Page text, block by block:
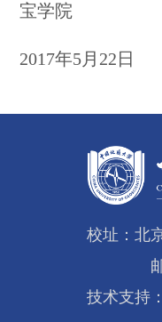
宝学院
2017年5月 22 日
校址：北
技术支持